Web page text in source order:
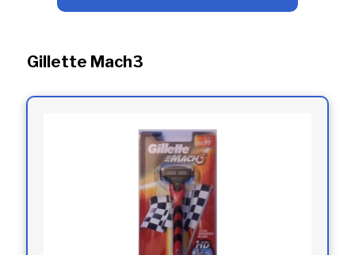
Gillette Mach3